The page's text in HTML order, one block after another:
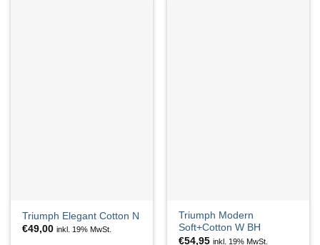
Triumph Elegant Cotton N
€49,00 inkl. 19% MwSt.
Triumph Modern
Soft+Cotton W BH
€54,95 inkl. 19% MwSt.